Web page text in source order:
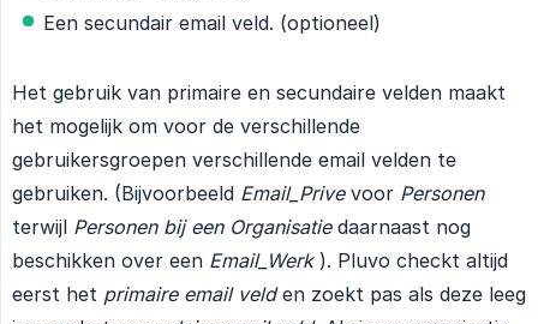
Een secundair email veld. (optioneel)
Het gebruik van primaire en secundaire velden maakt
het mogelijk om voor de verschillende
gebruikersgroepen verschillende email velden te
gebruiken. (Bijvoorbeeld Email_Privevoor Personen
terwijl Personen bij een Organisatiedaarnaast nog
beschikken over een Email_Werk). Pluvo checkt altijd
eerst het primaire email velden zoekt pas als deze leeg